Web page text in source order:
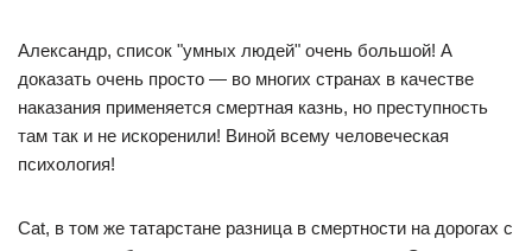
Александр, список "умных людей" очень большой! А
доказать очень просто — во многих странах в качестве
наказания применяется смертная казнь, но преступность
там так и не искоренили! Виной всему человеческая
психология!
Cat, в том же татарстане разница в смертности на дорогах с